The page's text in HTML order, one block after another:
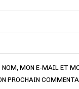
NOM, MON E-MAIL ET
PROCHAIN